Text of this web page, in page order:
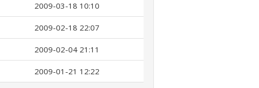
2009-03-18 10:10
2009-02-18 22:07
2009-02-04 21:11
2009-01-21 12:22